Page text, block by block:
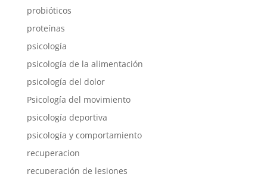
probióticos
proteínas
psicología
psicología de la alimentación
psicología del dolor
Psicología del movimiento
psicología deportiva
psicología y comportamiento
recuperacion
recuperación de lesiones